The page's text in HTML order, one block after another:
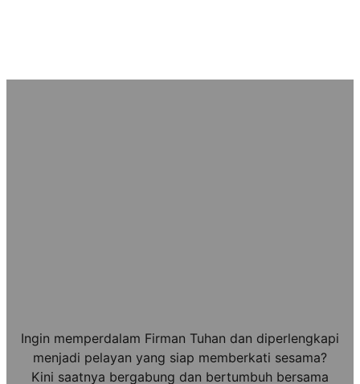
Ingin memperdalam Firman Tuhan dan diperlengkapi
menjadi pelayan yang siap memberkati sesama?
Kini saatnya bergabung dan bertumbuh bersama